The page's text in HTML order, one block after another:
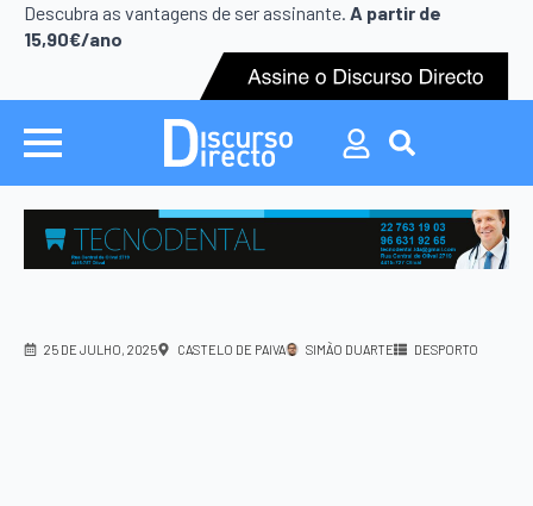
Descubra as vantagens de ser assinante. A partir de
15,90€/ano
Search
for:
Search
25 DE JULHO, 2025 CASTELO DE PAIVA SIMÃO DUARTE DESPORTO